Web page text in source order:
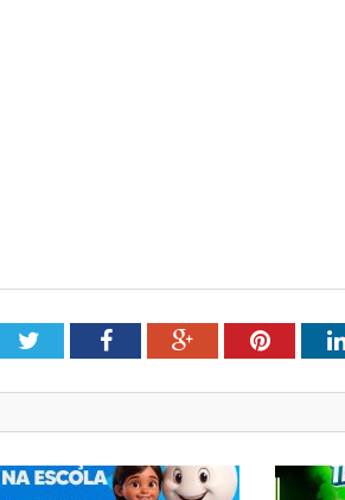
TwitterFacebookGoogle+